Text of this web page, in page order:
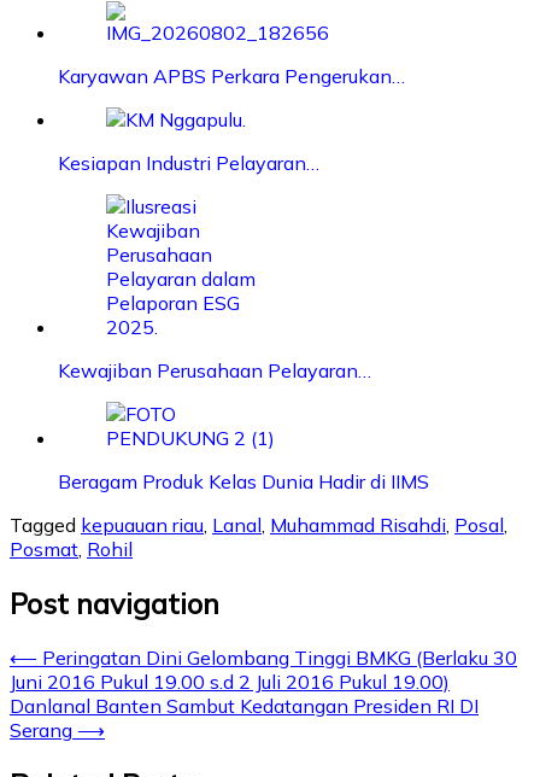
Karyawan APBS Perkara Pengerukan…
Kesiapan Industri Pelayaran…
Kewajiban Perusahaan Pelayaran…
Beragam Produk Kelas Dunia Hadir di IIMS
Tagged kepuauan riau, Lanal, Muhammad Risahdi, Posal,
Posmat, Rohil
Post navigation
⟵ Peringatan Dini Gelombang Tinggi BMKG (Berlaku 30
Juni 2016 Pukul 19.00 s.d 2 Juli 2016 Pukul 19.00)
Danlanal Banten Sambut Kedatangan Presiden RI DI
Serang ⟶